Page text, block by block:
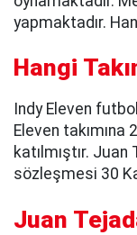
yapmaktadır.
Hangi
Indy Eleven
Eleven
katılmıştır.
sözleşmesi 30
Juan